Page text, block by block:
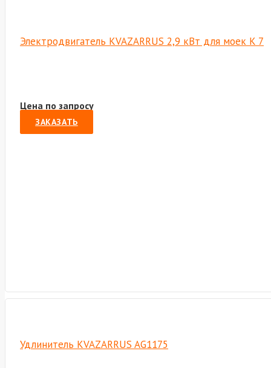
Электродвигатель KVAZARRUS 2,9 кВт для моек K 7
Цена по запросу
ЗАКАЗАТЬ
Удлинитель KVAZARRUS AG1175